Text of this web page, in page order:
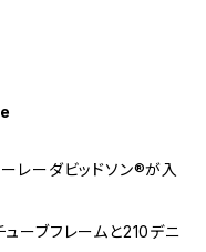
レーダビッドソン®が入
ーブフレームと210デニ